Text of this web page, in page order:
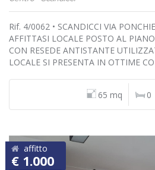
Rif. 4/0062 • SCANDICCI VIA
AFFITTASI LOCALE POSTO AL
CON RESEDE ANTISTANTE
LOCALE SI PRESENTA IN OTTIME
65 mq 0
affitto
€ 1.000